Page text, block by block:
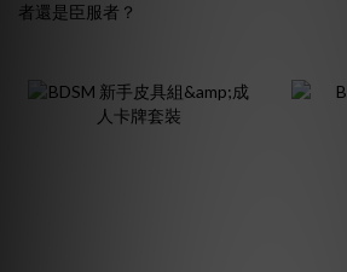
者還是臣服者？